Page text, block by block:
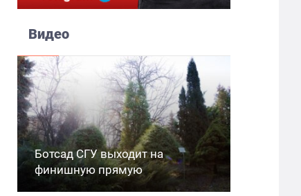
Видео
Ботсад СГУ выходит на
финишную прямую